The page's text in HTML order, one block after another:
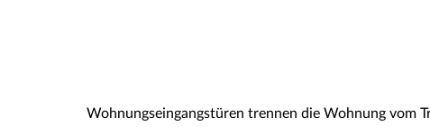
Wohnungseingangstüren trennen die Wohnung vom